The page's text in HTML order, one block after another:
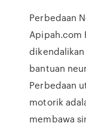
Perbedaan
Apipah.com
bantuan
Perbedaan
motorik
membawa